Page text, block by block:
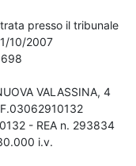
presso il tribunale
10/2007
VALASSINA, 4
- REA n. 293834
i.v.